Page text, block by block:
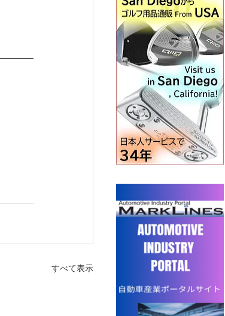
すべて表示